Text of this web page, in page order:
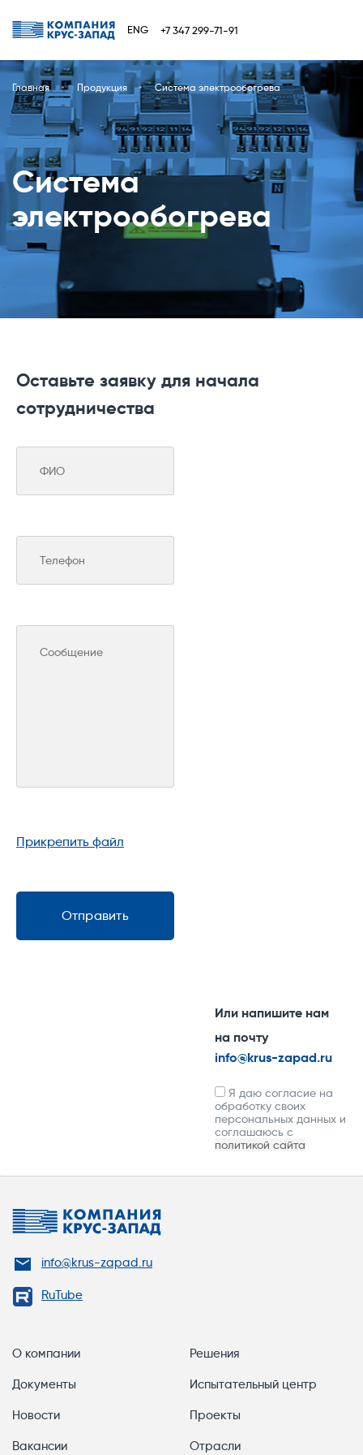
ENG +7 347 299-71-91
Главная Продукция Система электрообогрева
Система
электрообогрева
Оставьте заявку для начала
сотрудничества
Прикрепить файл
Отправить
Или напишите нам
на почту
info@krus-zapad.ru
Я даю согласие на
обработку своих
персональных данных и
соглашаюсь с
политикой сайта
info@krus-zapad.ru
RuTube
О компании
Документы
Новости
Вакансии
Решения
Испытательный центр
Проекты
Отрасли